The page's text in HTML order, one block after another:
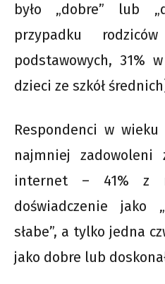
było „dobre” lub
przypadku
podstawowych, 31%
dzieci ze szkół
Respondenci w
najmniej
internet – 41% z
doświadczenie jako
słabe”, a tylko jedna
jako dobre lub